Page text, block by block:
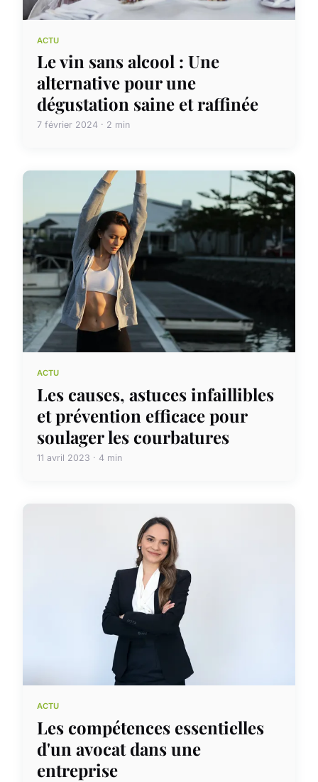
ACTU
Le vin sans alcool : Une
alternative pour une
dégustation saine et raffinée
7 février 2024 · 2 min
ACTU
Les causes, astuces infaillibles
et prévention efficace pour
soulager les courbatures
11 avril 2023 · 4 min
ACTU
Les compétences essentielles
d'un avocat dans une
entreprise